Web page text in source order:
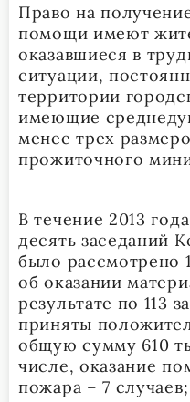
Право на
помощи имеют
оказавшиеся в
ситуации,
территории
имеющие
менее трех
прожиточного
В течение 2013
десять заседаний
было рассмотрено
об оказании
результате по 113
приняты
общую сумму 610
числе, оказание
пожара – 7